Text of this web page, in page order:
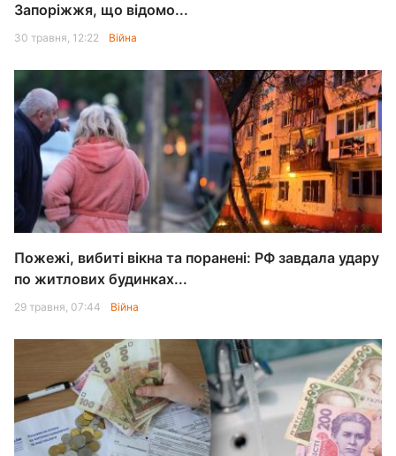
Запоріжжя, що відомо...
30 травня, 12:22 Війна
Пожежі, вибиті вікна та поранені: РФ завдала удару
по житлових будинках...
29 травня, 07:44 Війна